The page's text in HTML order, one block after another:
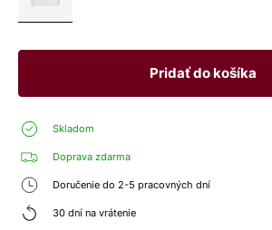
Pridať do košíka
Skladom
Doprava zdarma
Doručenie do 2-5 pracovných dní
30 dní na vrátenie